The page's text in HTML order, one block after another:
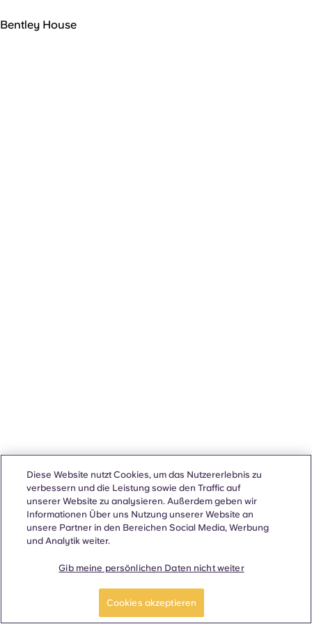
Bentley House
Diese Website nutzt Cookies, um das Nutzererlebnis zu
verbessern und die Leistung sowie den Traffic auf
unserer Website zu analysieren. Außerdem geben wir
Informationen Über uns Nutzung unserer Website an
unsere Partner in den Bereichen Social Media, Werbung
und Analytik weiter.
Gib meine persönlichen Daten nicht weiter
Cookies akzeptieren